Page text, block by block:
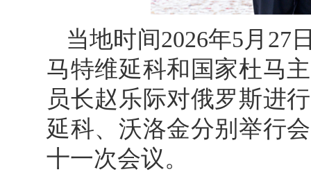
当地时间2026年5月27
马特维延科和国家杜马
员长赵乐际对俄罗斯进
延科、沃洛金分别举行
十一次会议。